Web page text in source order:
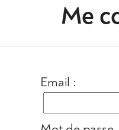
Me
Email :